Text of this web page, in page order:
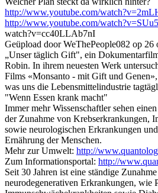
http://www.youtube.com/
http://www.youtube.com/
watch?v=cc40LLAb7nI
Geüpload door WeThePeople082 op 26
„Unser täglich Gift", ein
Robin. In ihrem neuesten Werk
Films «Monsanto - mit Gift und
was uns die Lebensmittelindustrie
"Wenn Essen krank macht"
Immer mehr Wissenschaftler sehen
der Zunahme von Krebserkrankungen,
sowie neurologischen Erkrankungen
Ernährung der Menschen.
Mehr zur Umwelt: http://
Zum Informationsportal: http://
Seit 30 Jahren ist eine ständige
neurodegenerativen Erkrankungen, wie